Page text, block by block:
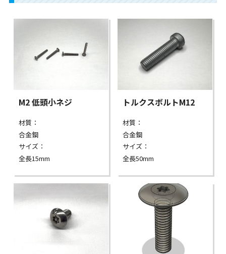
M2 低頭小ネジ
材質：
合金鋼
サイズ：
全長15mm
トルクスボルトM12
材質：
合金鋼
サイズ：
全長50mm